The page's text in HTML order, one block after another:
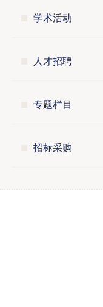
学术活动
人才招聘
专题栏目
招标采购